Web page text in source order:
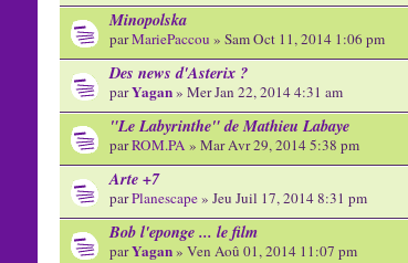
Minopolska
parMariePaccou » Sam Oct 11, 2014 1:06 pm
Des news d'Asterix ?
parYagan» Mer Jan 22, 2014 4:31 am
"Le Labyrinthe" de Mathieu Labaye
parROM.PA » Mar Avr 29, 2014 5:38 pm
Arte +7
parPlanescape» Jeu Juil 17, 2014 8:31 pm
Bob l'eponge ... le film
parYagan» Ven Aoû 01, 2014 11:07 pm